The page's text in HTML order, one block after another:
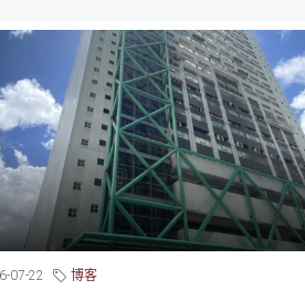
07-22 博客